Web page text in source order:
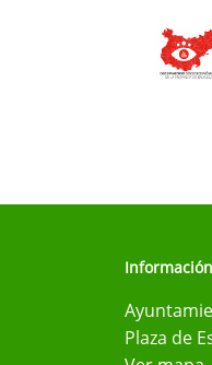
Información
Plaza de